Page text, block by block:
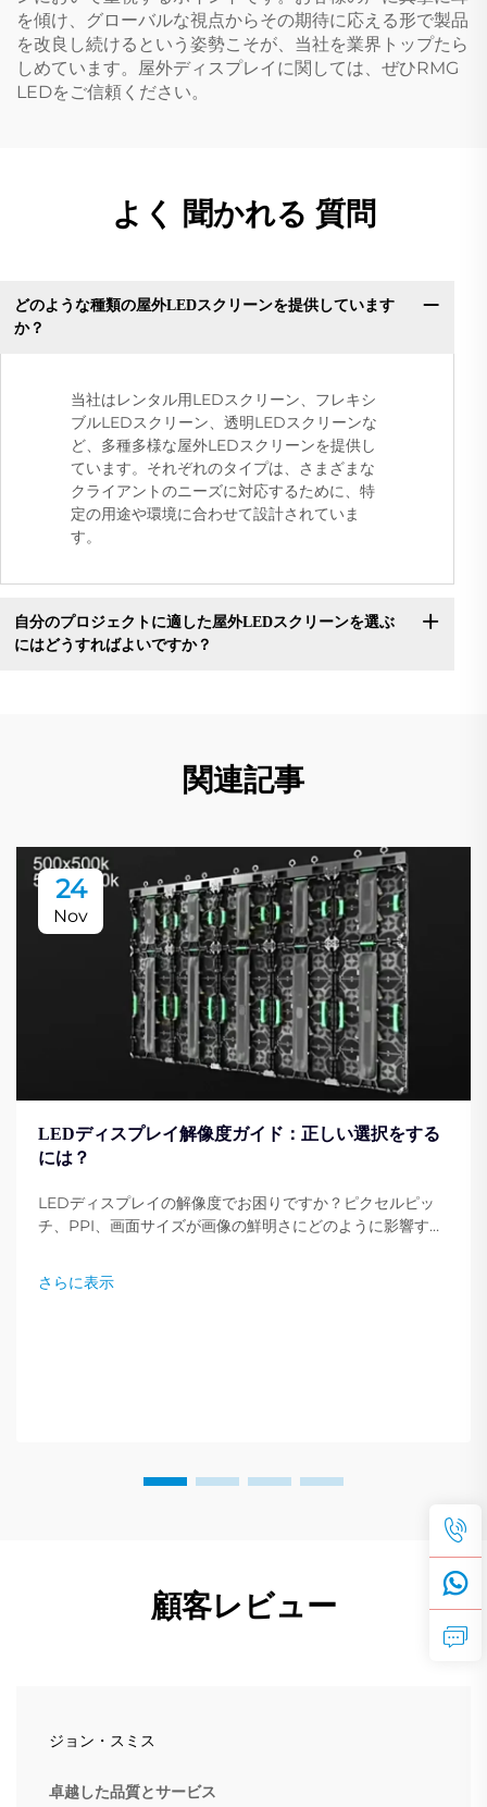
を傾け、グローバルな視点からその期待に応える形で製品
を改良し続けるという姿勢こそが、当社を業界トップたら
しめています。屋外ディスプレイに関しては、ぜひRMG
LEDをご信頼ください。
よく 聞かれる 質問
どのような種類の屋外LEDスクリーンを提供しています
か？
当社はレンタル用LEDスクリーン、フレキシ
ブルLEDスクリーン、透明LEDスクリーンな
ど、多種多様な屋外LEDスクリーンを提供し
ています。それぞれのタイプは、さまざまな
クライアントのニーズに対応するために、特
定の用途や環境に合わせて設計されていま
す。
自分のプロジェクトに適した屋外LEDスクリーンを選ぶ
にはどうすればよいですか？
関連記事
24
Nov
LEDディスプレイ解像度ガイド：正しい選択をする
には？
LEDディスプレイの解像度でお困りですか？ピクセルピッ
チ、PPI、画面サイズが画像の鮮明さにどのように影響する
家のヒントを紹介しています。今すぐ読む。
さらに表示
顧客レビュー
ジョン・スミス
卓越した品質とサービス